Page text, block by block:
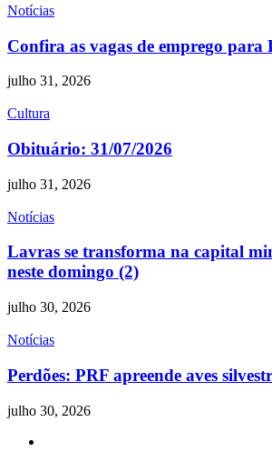
Notícias
Confira as vagas de emprego para
julho 31, 2026
Cultura
Obituário: 31/07/2026
julho 31, 2026
Notícias
Lavras se transforma na capital
neste domingo (2)
julho 30, 2026
Notícias
Perdões: PRF apreende aves
julho 30, 2026